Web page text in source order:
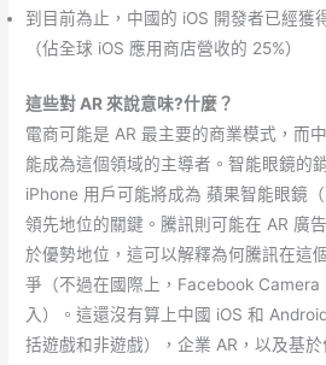
到目前為止，中國的 iOS 開發者已經獲
（佔全球 iOS 應用商店營收的 25%）
這些對 AR 來說意味?什麼？
電商可能是 AR 最主要的商業模式，而
能成為這個領域的主導者。智能眼鏡的
iPhone 用戶可能將成為 蘋果智能眼鏡
領先地位的關鍵。騰訊則可能在 AR 廣
於優勢地位，這可以解釋為何騰訊在這
爭（不過在國際上，Facebook
入）。這還沒有算上中國 iOS 和
括遊戲和非遊戲），企業 AR，以及基於